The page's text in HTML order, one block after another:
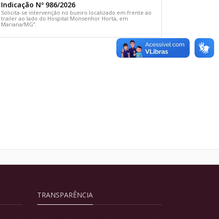
Indicação Nº 986/2026
Solicita-se intervenção no bueiro localizado em frente ao
trailer ao lado do Hospital Monsenhor Horta, em
Mariana/MG”.
TRANSPARÊNCIA